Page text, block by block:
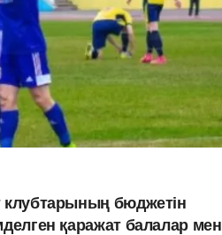
клубтарының бюджетін
қаражат балалар мен